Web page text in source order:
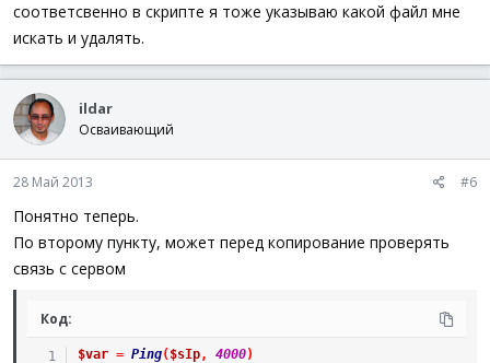
соответсвенно в скрипте я тоже указываю какой файл мне
искать и удалять.
ildar
Осваивающий
28 Май 2013 #6
Понятно теперь.
По второму пункту, может перед копирование проверять
связь с сервом
Код:
$var = Ping( $sIp, 4000)